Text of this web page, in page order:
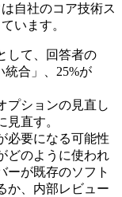
自社のコア技術ス
います。
して、回答者の
統合」、25%が
プションの見直し
直す。
必要になる可能性
どのように使われ
ーが既存のソフト
か、内部レビュー